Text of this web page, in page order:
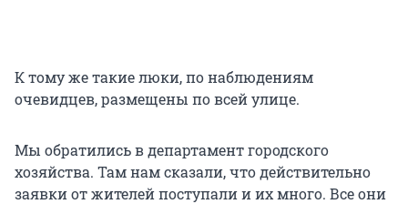
К тому же такие люки, по наблюдениям
очевидцев, размещены по всей улице.
Мы обратились в департамент городского
хозяйства. Там нам сказали, что действительно
заявки от жителей поступали и их много. Все они